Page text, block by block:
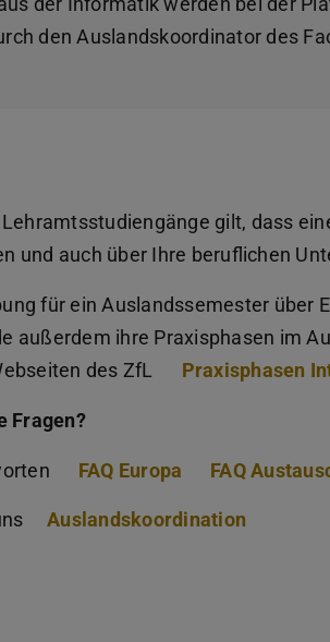
den Auslandskoordinator des
gilt, dass
und auch über Ihre beruflichen
für ein Auslandssemester über
außerdem ihre Praxisphasen im
des ZfL
Praxisphasen
Fragen?
FAQ Europa FAQ
Auslandskoordination